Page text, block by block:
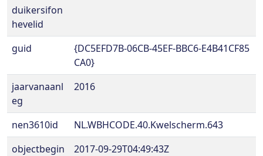
duikersifon
hevelid
guid
{DC5EFD7B-06CB-45EF-BBC6-E4B41CF85
CA0}
jaarvanaanl
eg
2016
nen3610id
NL.WBHCODE.40.Kwelscherm.643
objectbegin
2017-09-29T04:49:43Z